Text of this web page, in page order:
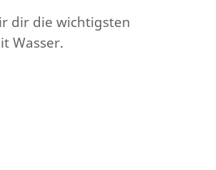
dir die wichtigsten
Wasser.